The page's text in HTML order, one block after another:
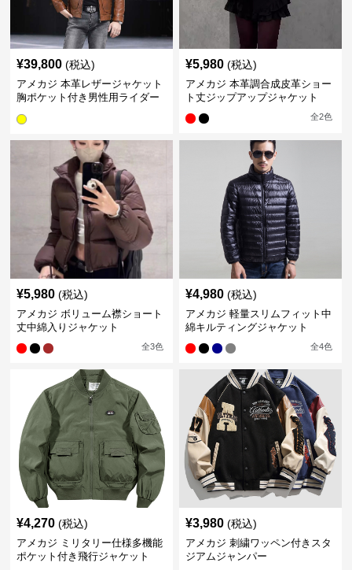
¥39,800 (税込)
アメカジ 本革レザージャケット
胸ポケット付き男性用ライダー
¥5,980 (税込)
アメカジ 本革調合成皮革ショー
ト丈ジップアップジャケット
全2色
¥5,980 (税込)
アメカジ ボリューム襟ショート
丈中綿入りジャケット
全3色
¥4,980 (税込)
アメカジ 軽量スリムフィット中
綿キルティングジャケット
全4色
¥4,270 (税込)
アメカジ ミリタリー仕様多機能
ポケット付き飛行ジャケット
¥3,980 (税込)
アメカジ 刺繍ワッペン付きスタ
ジアムジャンパー